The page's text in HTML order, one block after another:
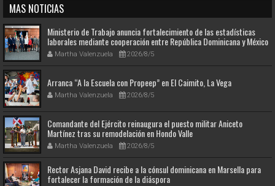
MAS NOTICIAS
Ministerio de Trabajo anuncia fortalecimiento de las estadísticas
laborales mediante cooperación entre República Dominicana y México
Martha Valenzuela 2026/8/5
Arranca “A la Escuela con Propeep” en El Caimito, La Vega
Martha Valenzuela 2026/8/5
Comandante del Ejército reinaugura el puesto militar Aniceto
Martínez tras su remodelación en Hondo Valle
Martha Valenzuela 2026/8/5
Rector Asjana David recibe a la cónsul dominicana en Marsella para
fortalecer la formación de la diáspora